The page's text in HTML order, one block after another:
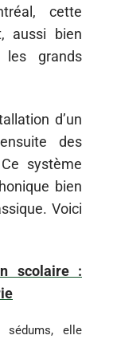
cette
aussi bien
grands
d’un
des
système
bien
Voici
scolaire :
elle